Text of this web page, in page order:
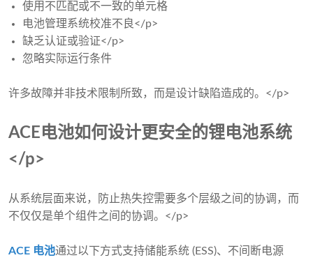
使用不匹配或不一致的单元格
电池管理系统校准不良</p>
缺乏认证或验证</p>
忽略实际运行条件
许多故障并非技术限制所致，而是设计缺陷造成的。</p>
ACE电池如何设计更安全的锂电池系统
</p>
从系统层面来说，防止热失控需要多个层级之间的协调，而
不仅仅是单个组件之间的协调。</p>
ACE 电池通过以下方式支持储能系统 (ESS)、不间断电源